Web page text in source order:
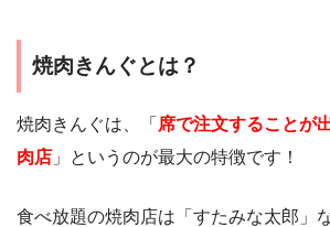
焼肉きんぐとは？
焼肉きんぐは、「 席で注文することが
肉店 」というのが最大の特徴です！
食べ放題の焼肉店は「すたみな太郎」